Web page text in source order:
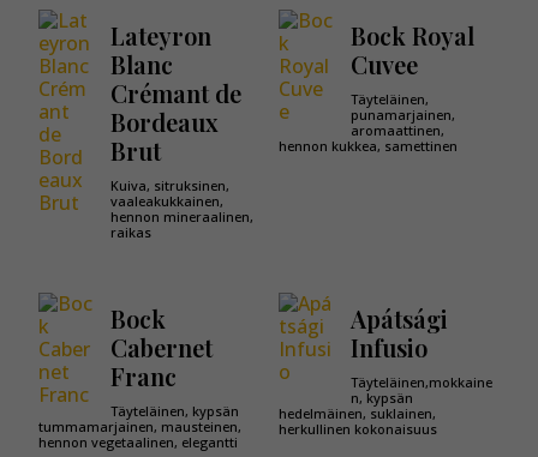
Lateyron
Blanc
Crémant de
Bordeaux
Brut
Kuiva, sitruksinen,
vaaleakukkainen,
hennon mineraalinen,
raikas
Bock Royal
Cuvee
Täyteläinen,
punamarjainen,
aromaattinen,
hennon kukkea, samettinen
Bock
Cabernet
Franc
Täyteläinen, kypsän
tummamarjainen, mausteinen,
hennon vegetaalinen, elegantti
Apátsági
Infusio
Täyteläinen,mokkaine
n, kypsän
hedelmäinen, suklainen,
herkullinen kokonaisuus